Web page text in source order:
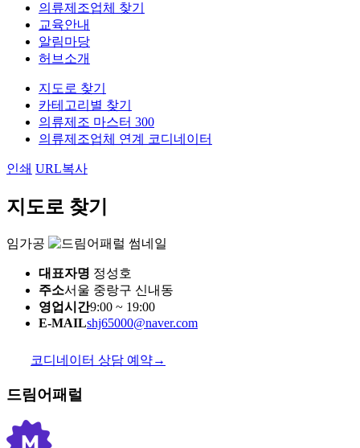
의류제조업체 찾기
교육안내
알림마당
허브소개
지도로 찾기
카테고리별 찾기
의류제조 마스터 300
의류제조업체 연계 코디네이터
인쇄 URL복사
지도로 찾기
임가공
대표자명 정성호
주소서울 중랑구 신내동
영업시간9:00 ~ 19:00
E-MAILshj65000@naver.com
코디네이터 상담 예약→
드림어패럴